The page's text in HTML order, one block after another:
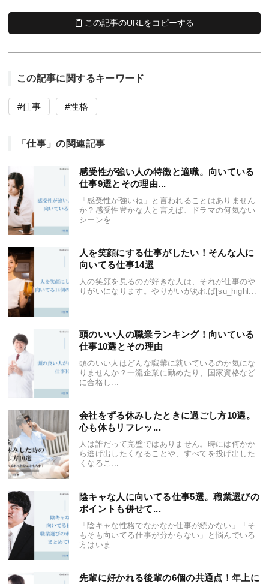
この記事のURLをコピーする
この記事に関するキーワード
仕事 性格
「仕事」の関連記事
感受性が強い人の特徴と適職。向いている
仕事9選とその理由...
「感受性が強いね」と言われることはありません
か？感受性豊かな人と言えば、ドラマの何気ない
シーンを...
人を笑顔にする仕事がしたい！そんな人に
向いてる仕事14選
人の笑顔を見るのが好きな人は、それが仕事のや
りがいになります。やりがいがあれば[su_highl...
頭のいい人の職業ランキング！向いている
仕事10選とその理由
頭のいい人はどんな職業に就いているのか気にな
りませんか？一流企業に勤めたり、国家資格など
に合格し...
会社をずる休みしたときに過ごし方10選。
心も体もリフレッ...
人は誰だって完璧ではありません。時には何かか
ら逃げ出したくなることや、すべてを投げ出した
くなるこ...
陰キャな人に向いてる仕事5選。職業選びの
ポイントも併せて...
「陰キャな性格でなかなか仕事が続かない」「そ
もそも向いてる仕事が分からない」と悩んでいる
方はいま...
先輩に好かれる後輩の6個の共通点！年上に